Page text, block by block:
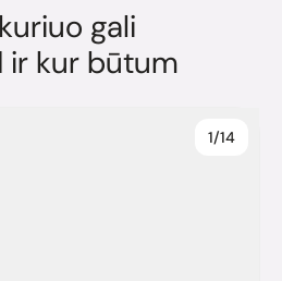
gali
ir kur būtum
1/14